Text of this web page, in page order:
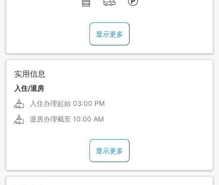
显示更多
实用信息
入住/退房
入住办理起始 03:00 PM
退房办理截至 10:00 AM
显示更多